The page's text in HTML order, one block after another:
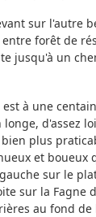
sur l'autre
forêt de
jusqu'à un
est à une
d'assez
plus
et boueux
sur le
sur la Fagne
au fond de